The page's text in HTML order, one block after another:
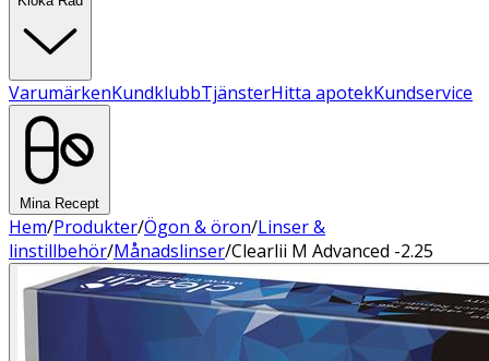
VarumärkenKundklubbTjänsterHitta apotekKundservice
Mina Recept
Hem/Produkter/Ögon & öron/Linser &
linstillbehör/Månadslinser/Clearlii M Advanced -2.25